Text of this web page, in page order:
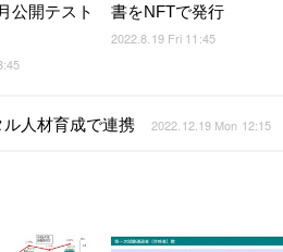
公開テスト
書をNFTで発行
2022.8.19 Fri 11:45
人材育成で連携 2022.12.19 Mon 12:15